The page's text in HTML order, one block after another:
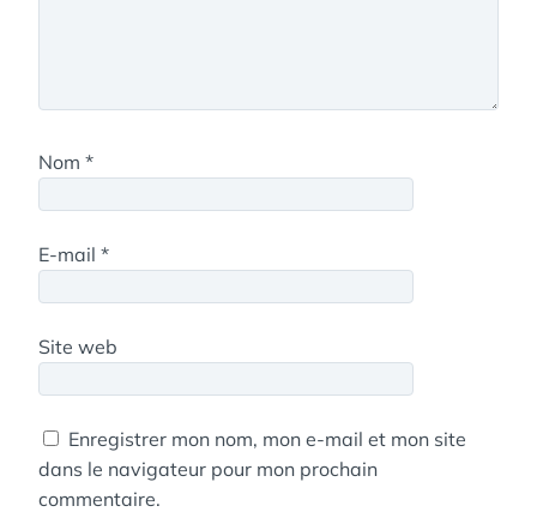
Nom *
E-mail *
Site web
Enregistrer mon nom, mon e-mail et mon site
dans le navigateur pour mon prochain
commentaire.